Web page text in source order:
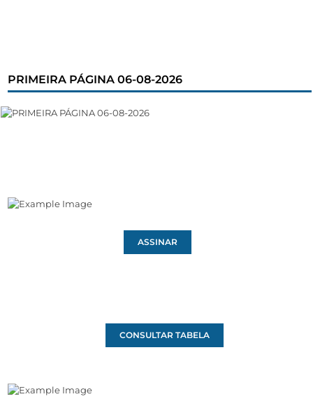
PRIMEIRA PÁGINA 06-08-2026
ASSINAR
CONSULTAR TABELA